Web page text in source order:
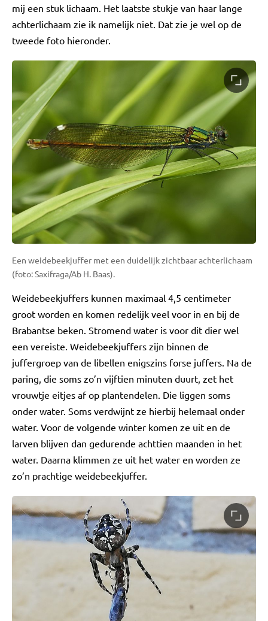
mij een stuk lichaam. Het laatste stukje van haar lange
achterlichaam zie ik namelijk niet. Dat zie je wel op de
tweede foto hieronder.
Een weidebeekjuffer met een duidelijk zichtbaar achterlichaam
(foto: Saxifraga/Ab H. Baas).
Weidebeekjuffers kunnen maximaal 4,5 centimeter
groot worden en komen redelijk veel voor in en bij de
Brabantse beken. Stromend water is voor dit dier wel
een vereiste. Weidebeekjuffers zijn binnen de
juffergroep van de libellen enigszins forse juffers. Na de
paring, die soms zo’n vijftien minuten duurt, zet het
vrouwtje eitjes af op plantendelen. Die liggen soms
onder water. Soms verdwijnt ze hierbij helemaal onder
water. Voor de volgende winter komen ze uit en de
larven blijven dan gedurende achttien maanden in het
water. Daarna klimmen ze uit het water en worden ze
zo’n prachtige weidebeekjuffer.